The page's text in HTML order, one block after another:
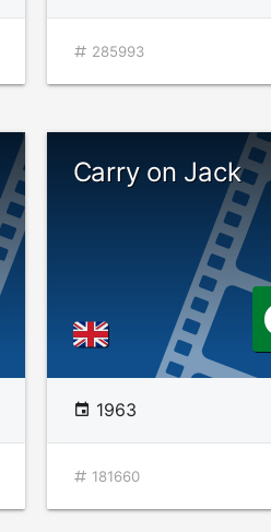
285993
Carry on Jack
1963
181660